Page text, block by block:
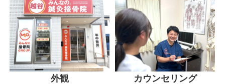
外観 カウンセリング